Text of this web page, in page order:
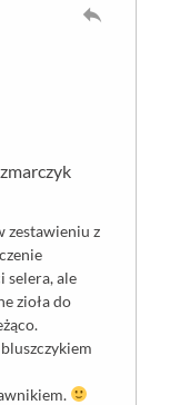
zestawieniu z
selera, ale
zioła do
reply